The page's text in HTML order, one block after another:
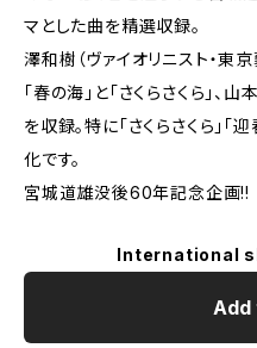
マとした曲を精選収録。
澤和樹（ヴァイオリニスト・東
「春の海」と「さくらさくら」、
を収録。特に「さくらさくら」
化です。
宮城道雄没後60年記念企画!!
International